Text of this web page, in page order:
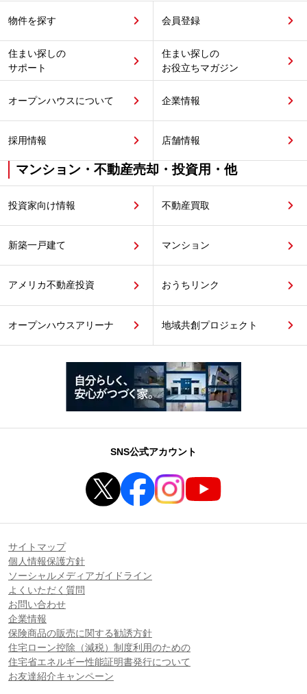
物件を探す 会員登録
住まい探しの
サポート
住まい探しの
お役立ちマガジン
オープンハウスについて 企業情報
採用情報 店舗情報
マンション・不動産売却・投資用・他
投資家向け情報 不動産買取
新築一戸建て マンション
アメリカ不動産投資 おうちリンク
オープンハウスアリーナ 地域共創プロジェクト
SNS公式アカウント
サイトマップ
個人情報保護方針
ソーシャルメディアガイドライン
よくいただく質問
お問い合わせ
企業情報
保険商品の販売に関する勧誘方針
住宅ローン控除（減税）制度利用のための
住宅省エネルギー性能証明書発行について
お友達紹介キャンペーン